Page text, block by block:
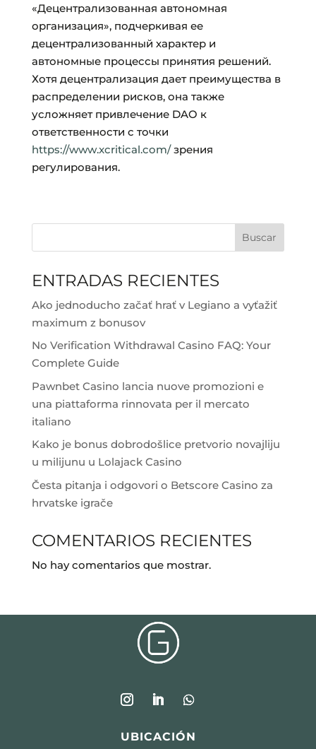
«Децентрализованная автономная
организация», подчеркивая ее
децентрализованный характер и
автономные процессы принятия решений.
Хотя децентрализация дает преимущества в
распределении рисков, она также
усложняет привлечение DAO к
ответственности с точки
https://www.xcritical.com/зрения
регулирования.
Buscar
ENTRADAS RECIENTES
Ako jednoducho začať hrať v Legiano a vyťažiť
maximum z bonusov
No Verification Withdrawal Casino FAQ: Your
Complete Guide
Pawnbet Casino lancia nuove promozioni e
una piattaforma rinnovata per il mercato
italiano
Kako je bonus dobrodošlice pretvorio novajliju
u milijunu u Lolajack Casino
Česta pitanja i odgovori o Betscore Casino za
hrvatske igrače
COMENTARIOS RECIENTES
No hay comentarios que mostrar.
UBICACIÓN